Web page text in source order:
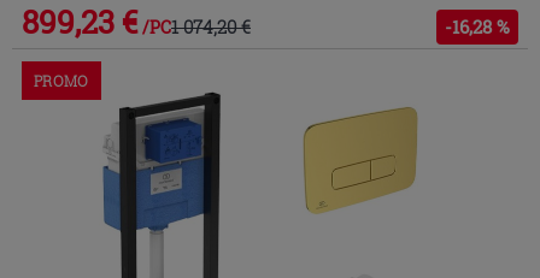
899,23 € /PC1 074,20 € -16,28 %
PROMO